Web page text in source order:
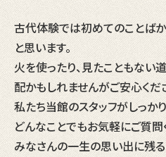
古代体験では初めてのことば
と思います。
火を使ったり、見たこともない
配かもしれませんがご安心くだ
私たち当館のスタッフがしっか
どんなことでもお気軽にご質問
みなさんの一生の思い出に残る